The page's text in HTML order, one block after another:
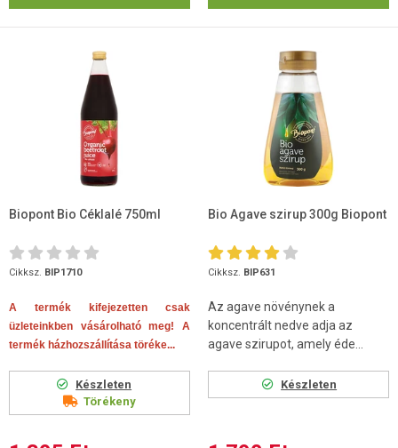
Biopont Bio Céklalé 750ml
Cikksz. BIP1710
A termék kifejezetten csak
üzleteinkben vásárolható meg! A
termék házhozszállítása töréke...
Készleten
Törékeny
Bio Agave szirup 300g Biopont
Cikksz. BIP631
Az agave növénynek a
koncentrált nedve adja az
agave szirupot, amely éde...
Készleten